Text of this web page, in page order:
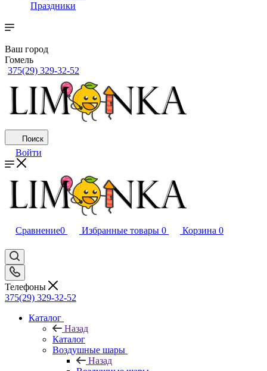
Праздники
Ваш город
Гомель
375(29) 329-32-52
Поиск
Войти
Сравнение0 Избранные товары 0 Корзина 0
Телефоны
375(29) 329-32-52
Каталог
Назад
Каталог
Воздушные шары
Назад